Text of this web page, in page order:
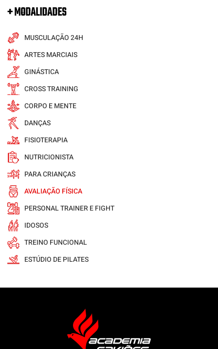
+ MODALIDADES
MUSCULAÇÃO 24H
ARTES MARCIAIS
GINÁSTICA
CROSS TRAINING
CORPO E MENTE
DANÇAS
FISIOTERAPIA
NUTRICIONISTA
PARA CRIANÇAS
AVALIAÇÃO FÍSICA
PERSONAL TRAINER E FIGHT
IDOSOS
TREINO FUNCIONAL
ESTÚDIO DE PILATES